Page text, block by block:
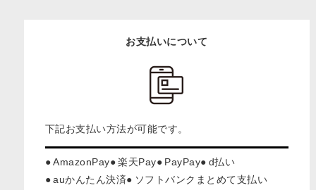
お支払いについて
下記お支払い方法が可能です。
AmazonPay 楽天Pay PayPay
d払い
auかんたん決済
ソフトバンクまとめて支払い